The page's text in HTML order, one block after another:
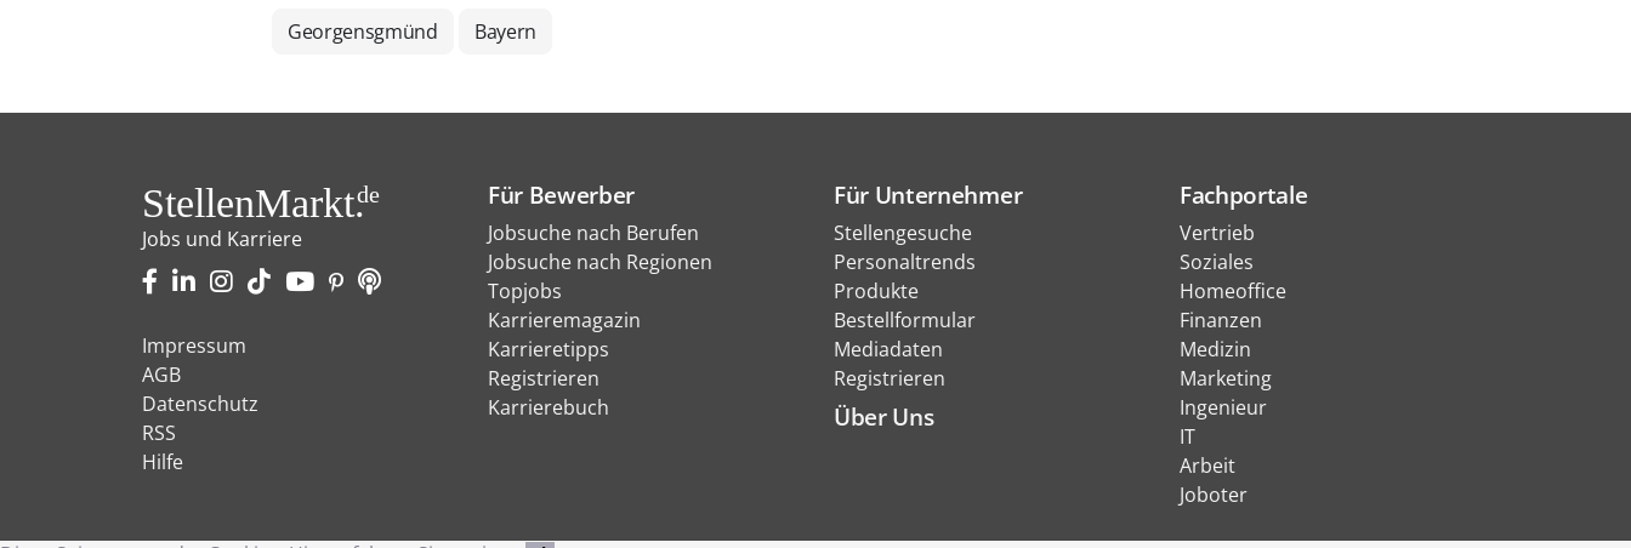
Georgensgmünd Bayern
StellenMarkt.de
Jobs und Karriere
Impressum
AGB
Datenschutz
RSS
Hilfe
Für Bewerber
Jobsuche nach Berufen
Jobsuche nach Regionen
Topjobs
Karrieremagazin
Karrieretipps
Registrieren
Karrierebuch
Für Unternehmer
Stellengesuche
Personaltrends
Produkte
Bestellformular
Mediadaten
Registrieren
Über Uns
Fachportale
Vertrieb
Soziales
Homeoffice
Finanzen
Medizin
Marketing
Ingenieur
IT
Arbeit
Joboter